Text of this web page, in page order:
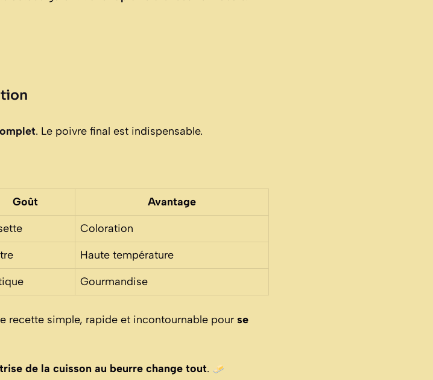
. Le poivre final est indispensable.
Goût
Avantage
Coloration
Haute température
Gourmandise
recette simple, rapide et incontournable pour se
de la cuisson au beurre change tout.